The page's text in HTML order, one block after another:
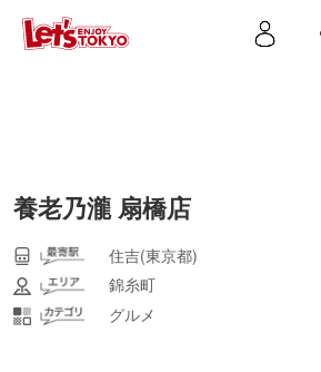
養老乃瀧 扇橋店
住吉(東京都)
錦糸町
グルメ